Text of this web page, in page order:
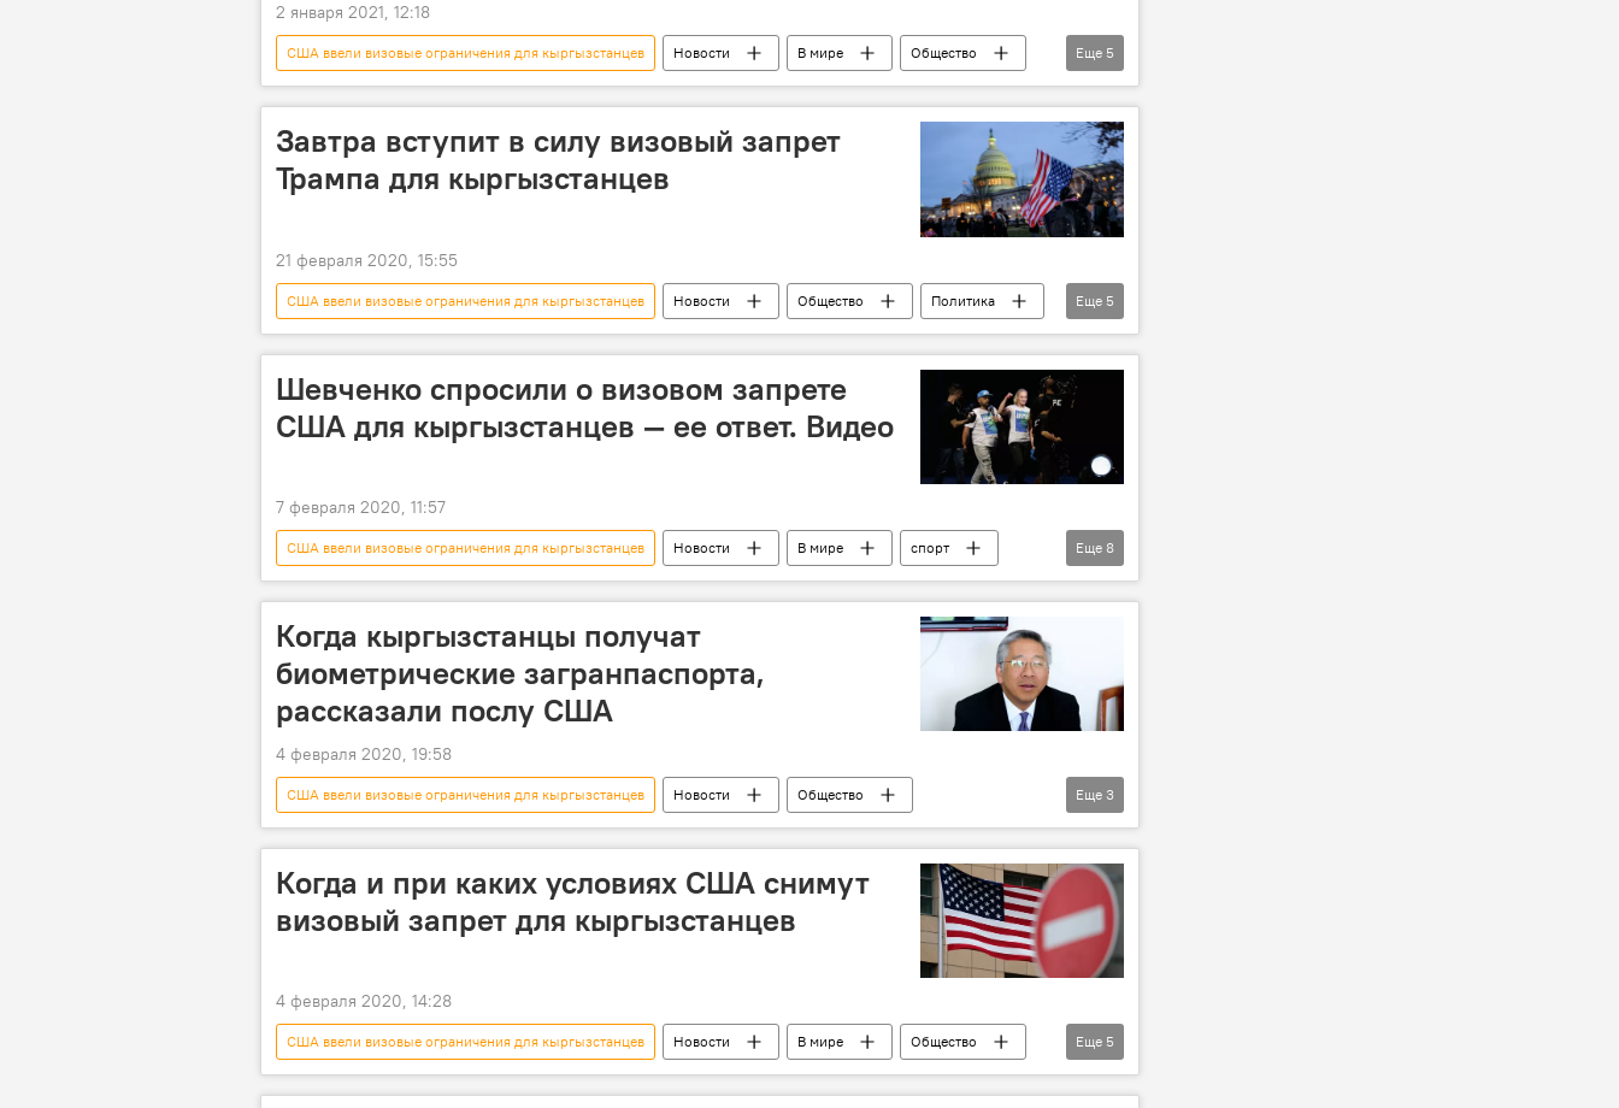
2 января 2021, 12:18
США ввели визовые ограничения для кыргызстанцев Новости В мире
Общество
Дональд Трамп
виза запрет продление грин-карт
Еще 5
Завтра вступит в силу визовый запрет
Трампа для кыргызстанцев
21 февраля 2020, 15:55
США ввели визовые ограничения для кыргызстанцев Новости Общество
Политика
США
виза ограничение Кыргызстан миграция
Еще 5
Шевченко спросили о визовом запрете
США для кыргызстанцев — ее ответ. Видео
7 февраля 2020, 11:57
США ввели визовые ограничения для кыргызстанцев Новости В мире
спорт
Общество
Кыргызстан Валентина Шевченко UFC
виза
Еще 8
Когда кыргызстанцы получат
биометрические загранпаспорта,
рассказали послу США
4 февраля 2020, 19:58
США ввели визовые ограничения для кыргызстанцев Новости
Общество
Кыргызстан
Дональд Лу паспорт ГРС
Еще 3
Когда и при каких условиях США снимут
визовый запрет для кыргызстанцев
4 февраля 2020, 14:28
США ввели визовые ограничения для кыргызстанцев Новости В мире
Общество
миграция
Кыргызстан США виза ограничение
Еще 5